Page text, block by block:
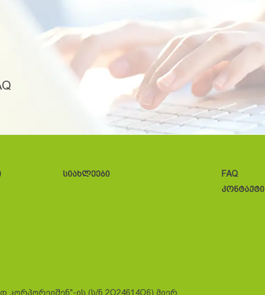
სიახლეები
FAQ
კონტაქტი
ის (ს/ნ 2O24614O6) მიერ